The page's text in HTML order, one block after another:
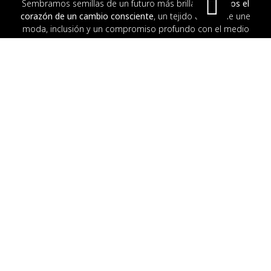
Sembramos semillas de un futuro más brillante.
Somos el
corazón de un cambio consciente, un tejido único que une
moda, inclusión y un compromiso profundo con el medio
ambiente.